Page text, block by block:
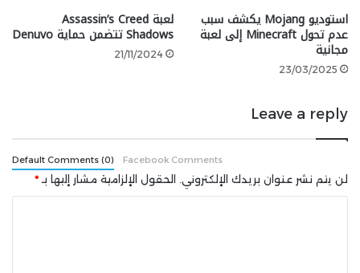
الخامس من يونيو. ستتم مشاركة المزيد من المعلومات في
بث Mario Kart World Direct بتاريخ 17 أبريل في تمام
الساعة الرابعة مساءً بتوقيت السعودية.
استوديو Mojang يكشف سبب
عدم تحول Minecraft إلى لعبة
مجانية
23/03/2025
لعبة Assassin’s Creed
Shadows تتضمن حماية Denuvo
21/11/2024
Leave a reply
Default Comments (0) Facebook Comments
لن يتم نشر عنوان بريدك الإلكتروني. الحقول الإلزامية مشار إليها بـ*